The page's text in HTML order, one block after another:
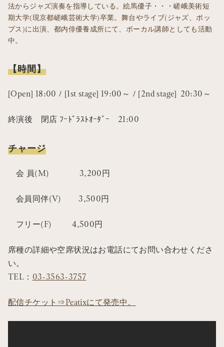
法からジャズ演奏を指導している。絵馬優子・・・嵯峨美術短
期大学(現京都嵯峨芸術大学)卒業。舞台やライブ(ジャズ、ポッ
プス)に出演、都内俳優養成所にて、ボーカル講師としても活動
中。
【時間】
[Open] 18:00 / [1st stage] 19:00～ / [2nd stage] 20:30～
終演後 閉店 ﾌｰﾄﾞﾗｽﾄｵｰﾀﾞｰ 21:00
チャージ
会 員(M) 3,200円
会員同伴(V) 3,500円
フリー(F) 4,500円
席種の詳細や空席状況はお電話にてお問い合わせくださ
い。
TEL： 03-3563-3757
配信チケット⇒Peatixにて発売中。